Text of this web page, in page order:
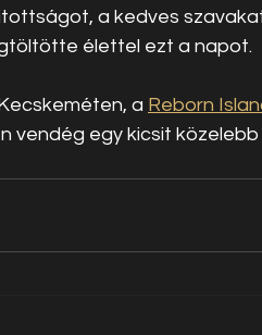
a kedves
élettel ezt a napot.
a Reborn
vendég egy kicsit